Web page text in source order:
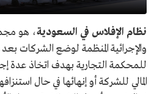
نظام الإفلاس في السعودية، هو
والإجرائية المنظمة لوضع الشركات بعد
للمحكمة التجارية بهدف اتخاذ عدة
المالي للشركة أو إنهائها في حال